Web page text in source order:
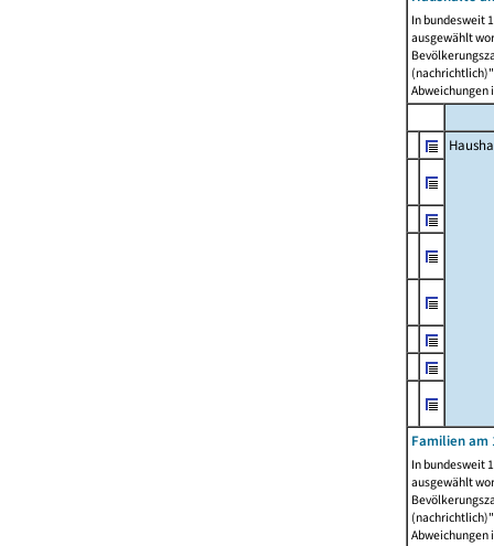
In bundesweit
ausgewählt
Abweichungen
Familien am
In bundesweit
ausgewählt
Abweichungen